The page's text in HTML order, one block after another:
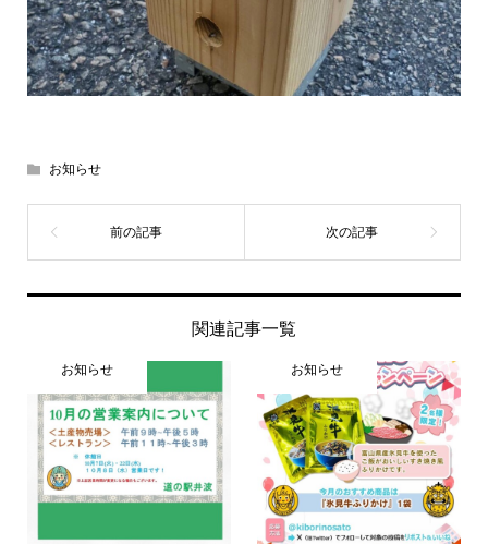
お知らせ
関連記事一覧
お知らせ お知らせ